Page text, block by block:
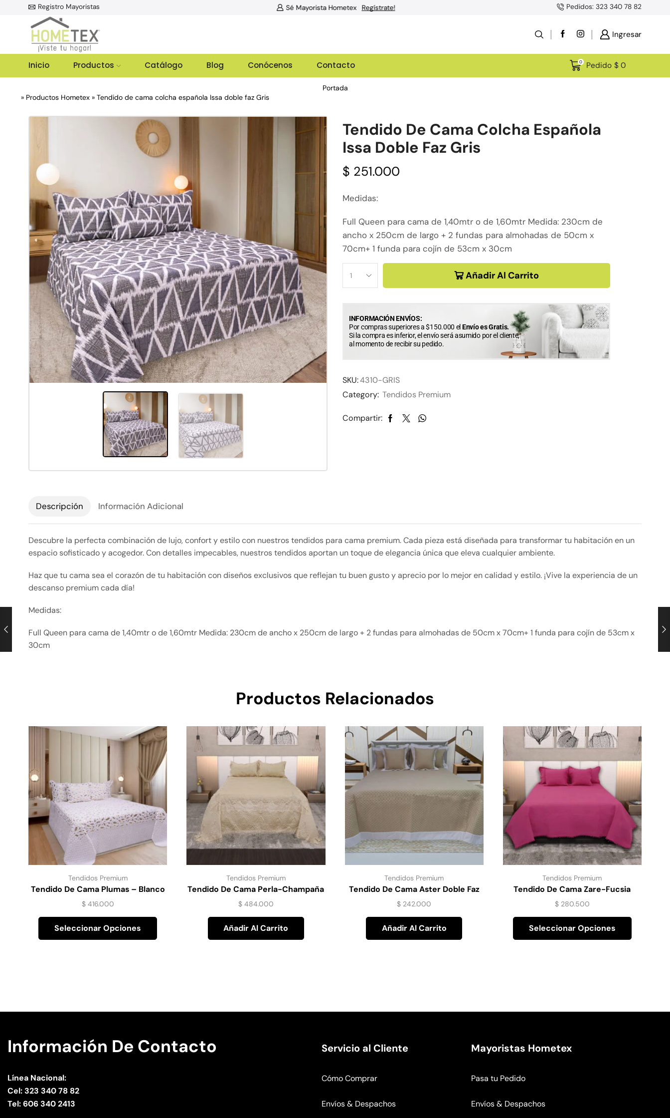
Registro Mayoristas Sé Mayorista Hometex Regístrate! Pedidos: 323 340 78 82
Ingresar
Inicio Productos Catálogo Blog Conócenos Contacto 0 Pedido $0
Portada
» Productos Hometex » Tendido de cama colcha española Issa doble faz Gris
Tendido De Cama Colcha Española
Issa Doble Faz Gris
$ 251.000
Medidas:
Full Queen para cama de 1,40mtr o de 1,60mtr Medida: 230cm de
ancho x 250cm de largo + 2 fundas para almohadas de 50cm x
70cm+ 1 funda para cojín de 53cm x 30cm
Añadir Al Carrito
INFORMACIÓN ENVÍOS:
Por compras superiores a $150.000 el Envío es Gratis.
Si la compra es inferior, el envío será asumido por el cliente,
al momento de recibir su pedido.
SKU:4310-GRIS
Category: Tendidos Premium
Compartir:
Descripción Información Adicional
Descubre la perfecta combinación de lujo, confort y estilo con nuestros tendidos para cama premium. Cada pieza está diseñada para transformar tu habitación en un
espacio sofisticado y acogedor. Con detalles impecables, nuestros tendidos aportan un toque de elegancia única que eleva cualquier ambiente.
Haz que tu cama sea el corazón de tu habitación con diseños exclusivos que reflejan tu buen gusto y aprecio por lo mejor en calidad y estilo. ¡Vive la experiencia de un
descanso premium cada día!
Medidas:
Full Queen para cama de 1,40mtr o de 1,60mtr Medida: 230cm de ancho x 250cm de largo + 2 fundas para almohadas de 50cm x 70cm+ 1 funda para cojín de 53cm x
30cm
Productos Relacionados
Tendidos Premium
Tendido De Cama Plumas – Blanco
Con Plumas Doradas
$416.000
Seleccionar Opciones
Tendidos Premium
Tendido De Cama Perla-Champaña
$484.000
Añadir Al Carrito
Tendidos Premium
Tendido De Cama Aster Doble Faz
Cafe
$ 242.000
Añadir Al Carrito
Tendidos Premium
Tendido De Cama Zare-Fucsia
$280.500
Seleccionar Opciones
Información De Contacto
Línea Nacional:
Cel: 323 340 78 82
Tel: 606 340 2413
Servicio al Cliente
Cómo Comprar
Envíos & Despachos
Mayoristas Hometex
Pasa tu Pedido
Envíos & Despachos